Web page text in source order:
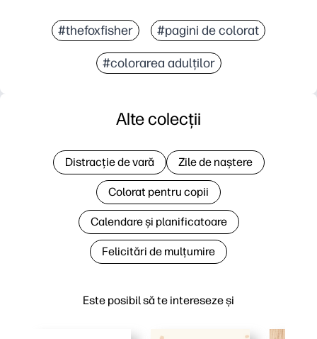
#thefoxfisher #pagini de colorat
#colorarea adulților
Este posibil să te intereseze și
Alte colecții
Distracție de vară Zile de naștere
Colorat pentru copii
Calendare și planificatoare
Felicitări de mulțumire